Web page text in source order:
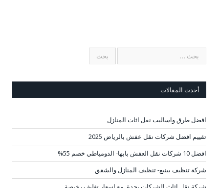
أحدث المقالات
افضل طرق واساليب نقل اثاث المنازل
تقييم افضل شركات نقل عفش بالرياض 2025
افضل 10 شركات نقل العفش بابها- الدومياطي خصم 55%
شركة تنظيف بينبع- تنظيف المنازل والشقق